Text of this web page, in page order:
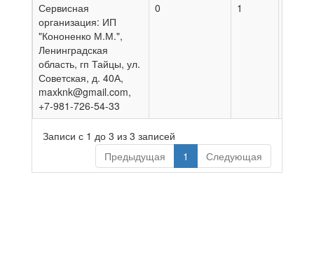
Сервисная
организация: ИП
"Кононенко М.М.",
Ленинградская
область, гп Тайцы, ул.
Советская, д. 40А,
maxknk@gmail.com,
+7-981-726-54-33
0 1
Записи с 1 до 3 из 3 записей
Предыдущая
1 Следующая